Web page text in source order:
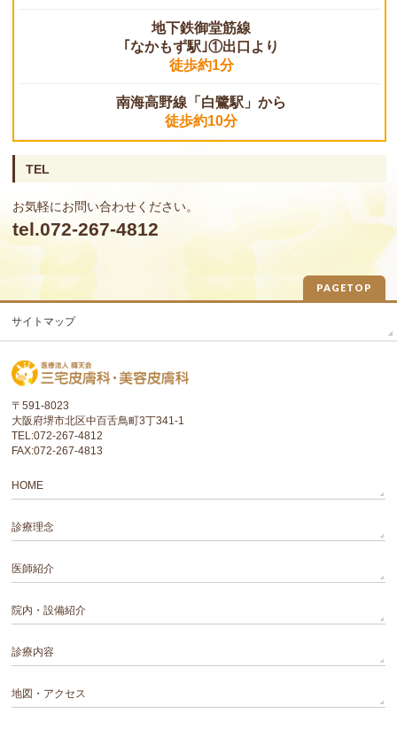
地下鉄御堂筋線
｢なかもず駅｣①出口より
徒歩約1分
南海高野線「白鷺駅」から
徒歩約10分
TEL
お気軽にお問い合わせください。
tel.072-267-4812
PAGETOP
サイトマップ
〒591-8023
大阪府堺市北区中百舌鳥町3丁341-1
TEL:072-267-4812
FAX:072-267-4813
HOME
診療理念
医師紹介
院内・設備紹介
診療内容
地図・アクセス